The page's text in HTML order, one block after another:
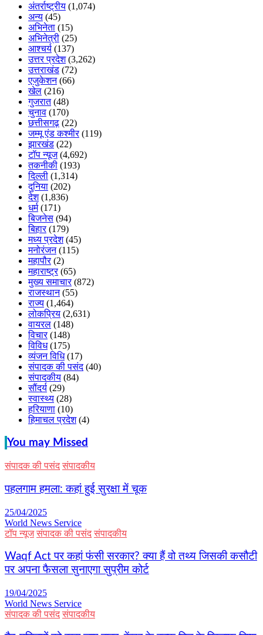
अंतर्राष्ट्रीय (1,074)
अन्य (45)
अभिनेता (15)
अभिनेत्री (25)
आश्चर्य (137)
उत्तर प्रदेश(3,262)
उत्तराखंड (72)
एजुकेशन(66)
खेल (216)
गुजरात(48)
चुनाव (170)
छत्तीसगढ़ (22)
जम्मू एंड कश्मीर(119)
झारखंड (22)
टॉप न्यूज(4,692)
तकनीकी (193)
दिल्ली (1,314)
दुनिया (202)
देश(1,836)
धर्म(171)
बिजनेस (94)
बिहार(179)
मध्य प्रदेश(45)
मनोरंजन(115)
महापौर(2)
महाराष्ट्र(65)
मुख्य समाचार(872)
राजस्थान(55)
राज्य (1,464)
लोकप्रिय (2,631)
वायरल (148)
विचार(148)
विविध(175)
व्यंजन विधि(17)
संपादक की पसंद(40)
संपादकीय (84)
सौंदर्य (29)
स्वास्थ्य (28)
हरियाणा (10)
हिमाचल प्रदेश(4)
You may Missed
संपादक की पसंद संपादकीय
पहलगाम हमला: कहां हुई सुरक्षा में चूक
25/04/2025
World News Service
टॉप न्यूज संपादक की पसंद संपादकीय
Waqf Act पर कहां फंसी सरकार? क्या हैं वो तथ्य जिसकी कसौटी
पर अपना फैसला सुनाएगा सुप्रीम कोर्ट
19/04/2025
World News Service
संपादक की पसंद संपादकीय